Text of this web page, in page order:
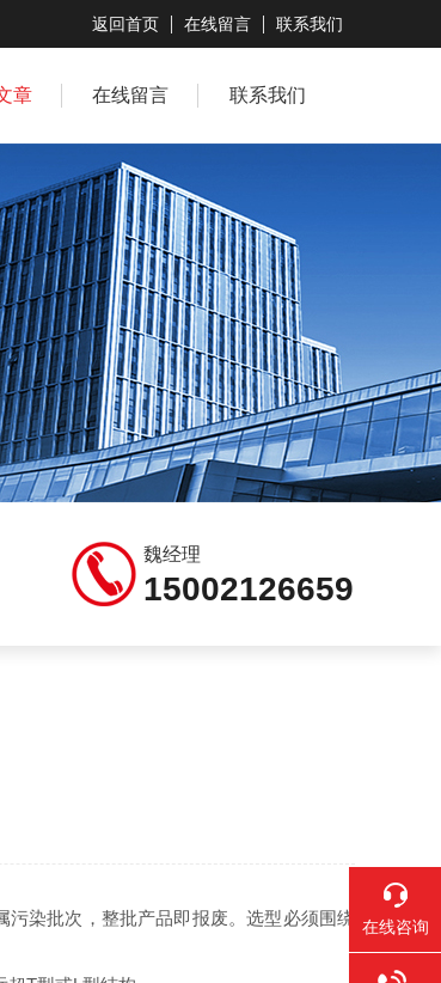
返回首页 在线留言 联系我们
章 在线留言 联系我们
魏经理
15002126659
染批次，整批产品即报废。选型必须围绕
在线咨询